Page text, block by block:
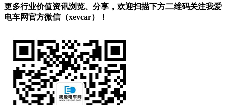
更多行业价值资讯浏览、分享，欢迎扫描下方二维码关注我爱
电车网官方微信（xevcar）！